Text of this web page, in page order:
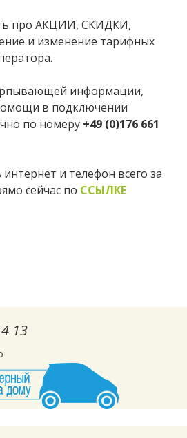
про АКЦИИ, СКИДКИ,
и изменение тарифных
информации,
в подключении
по номеру +49 (0)176 661
интернет и телефон всего за
сейчас по ССЫЛКЕ
13